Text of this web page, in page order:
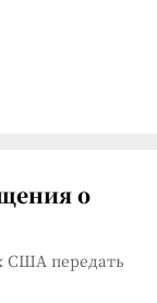
о
США передать